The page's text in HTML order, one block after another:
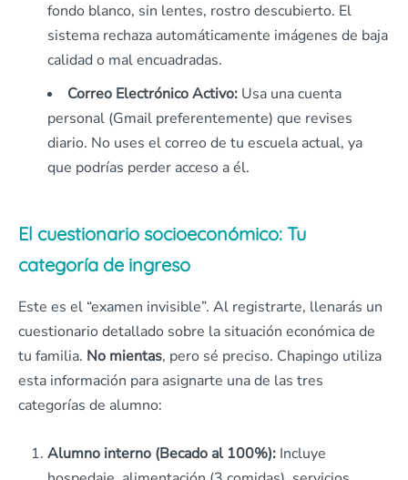
fondo blanco, sin lentes, rostro descubierto. El
sistema rechaza automáticamente imágenes de baja
calidad o mal encuadradas.
Correo Electrónico Activo: Usa una cuenta
personal (Gmail preferentemente) que revises
diario. No uses el correo de tu escuela actual, ya
que podrías perder acceso a él.
El cuestionario socioeconómico: Tu
categoría de ingreso
Este es el “examen invisible”. Al registrarte, llenarás un
cuestionario detallado sobre la situación económica de
tu familia. No mientas, pero sé preciso. Chapingo utiliza
esta información para asignarte una de las tres
categorías de alumno:
Alumno interno (Becado al 100%): Incluye